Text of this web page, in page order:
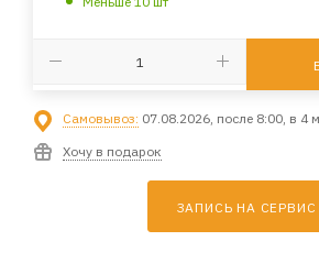
Самовывоз: 07.08.2026, после 8:00, в 4
Хочу в подарок
ЗАПИСЬ НА СЕРВИС